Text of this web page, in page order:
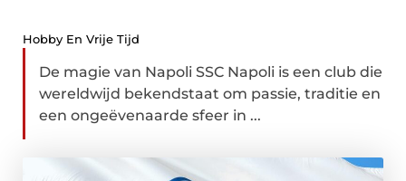
Hobby En Vrije Tijd
De magie van Napoli SSC Napoli is een club die
wereldwijd bekendstaat om passie, traditie en
een ongeëvenaarde sfeer in ...